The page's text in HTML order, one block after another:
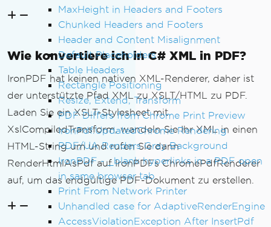
MaxHeight in Headers and Footers
Chunked Headers and Footers
Header and Content Misalignment
Default Placeholders
Table Headers
Rectangle Positioning
Resize, Extend, Transform
PDF Differs from Chrome Print Preview
IronPdf.UpdatedChrome Rendering
PDF/UA Renders Gray Background
IronPDF - _blank hyperlinks in a PDF open
in same browser tab
Print From Network Printer
Unhandled case for AdaptiveRenderEngine
AccessViolationException After InsertPdf
Wie konvertiere ich in C# XML in PDF?
IronPDF hat keinen nativen XML-Renderer, daher ist
der unterstützte Pfad XML zu XSLT/HTML zu PDF.
Laden Sie ein XSLT-Stylesheet mit
XslCompiledTransform, wandeln Sie Ihr XML in einen
HTML-String um und rufen Sie dann
RenderHtmlAsPdf auf IronPDFs ChromePdfRenderer
auf, um das endgültige PDF-Dokument zu erstellen.